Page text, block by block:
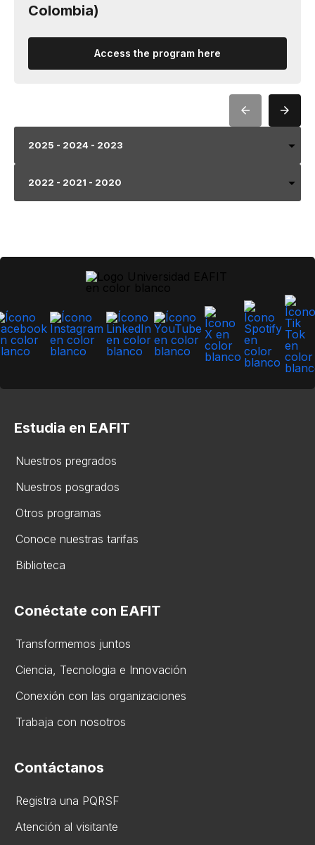
Colombia)
Access the program here
2025 - 2024 - 2023
2022 - 2021 - 2020
Estudia en EAFIT
Nuestros pregrados
Nuestros posgrados
Otros programas
Conoce nuestras tarifas
Biblioteca
Conéctate con EAFIT
Transformemos juntos
Ciencia, Tecnologia e Innovación
Conexión con las organizaciones
Trabaja con nosotros
Contáctanos
Registra una PQRSF
Atención al visitante